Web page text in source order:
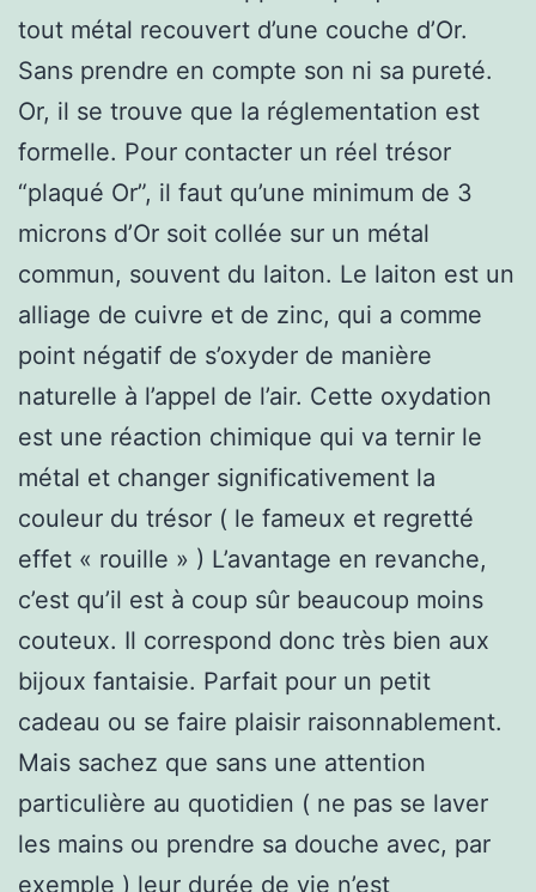
tout métal recouvert d’une couche d’Or.
Sans prendre en compte son ni sa pureté.
Or, il se trouve que la réglementation est
formelle. Pour contacter un réel trésor
“plaqué Or”, il faut qu’une minimum de 3
microns d’Or soit collée sur un métal
commun, souvent du laiton. Le laiton est un
alliage de cuivre et de zinc, qui a comme
point négatif de s’oxyder de manière
naturelle à l’appel de l’air. Cette oxydation
est une réaction chimique qui va ternir le
métal et changer significativement la
couleur du trésor ( le fameux et regretté
effet « rouille » ) L’avantage en revanche,
c’est qu’il est à coup sûr beaucoup moins
couteux. Il correspond donc très bien aux
bijoux fantaisie. Parfait pour un petit
cadeau ou se faire plaisir raisonnablement.
Mais sachez que sans une attention
particulière au quotidien ( ne pas se laver
les mains ou prendre sa douche avec, par
exemple ) leur durée de vie n’est